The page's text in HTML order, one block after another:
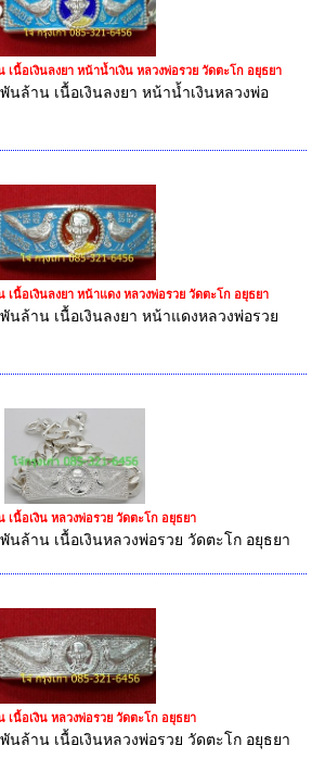
เนื้อเงินลงยา หน้าน้ำเงิน หลวงพ่อรวย วัดตะโก อยุธยา
นล้าน เนื้อเงินลงยา หน้าน้ำเงินหลวงพ่อ
เนื้อเงินลงยา หน้าแดง หลวงพ่อรวย วัดตะโก อยุธยา
นล้าน เนื้อเงินลงยา หน้าแดงหลวงพ่อรวย
เนื้อเงิน หลวงพ่อรวย วัดตะโก อยุธยา
นล้าน เนื้อเงินหลวงพ่อรวย วัดตะโก อยุธยา
เนื้อเงิน หลวงพ่อรวย วัดตะโก อยุธยา
นล้าน เนื้อเงินหลวงพ่อรวย วัดตะโก อยุธยา